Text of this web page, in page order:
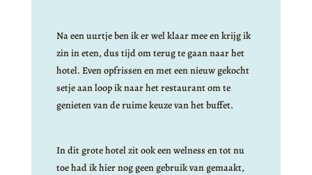
Na een uurtje ben ik er wel klaar mee en krijg ik
zin in eten, dus tijd om terug te gaan naar het
hotel. Even opfrissen en met een nieuw gekocht
setje aan loop ik naar het restaurant om te
genieten van de ruime keuze van het buffet.
In dit grote hotel zit ook een welness en tot nu
toe had ik hier nog geen gebruik van gemaakt,